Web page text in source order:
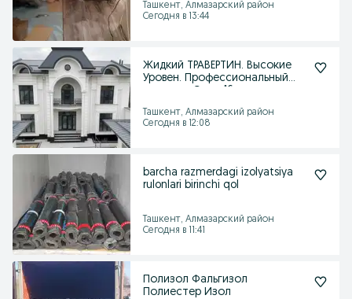
Ташкент, Алмазарский район
Сегодня в 13:44
Жидкий ТРАВЕРТИН. Высокие
Уровен. Профессиональный
Ташкент, Алмазарский район
Сегодня в 12:08
barcha razmerdagi izolyatsiya
rulonlari birinchi qol
Ташкент, Алмазарский район
Сегодня в 11:41
Полизол Фальгизол
Полиестер Изол